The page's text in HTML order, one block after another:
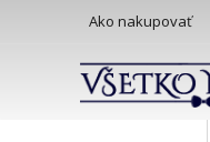
Ako nakupovať